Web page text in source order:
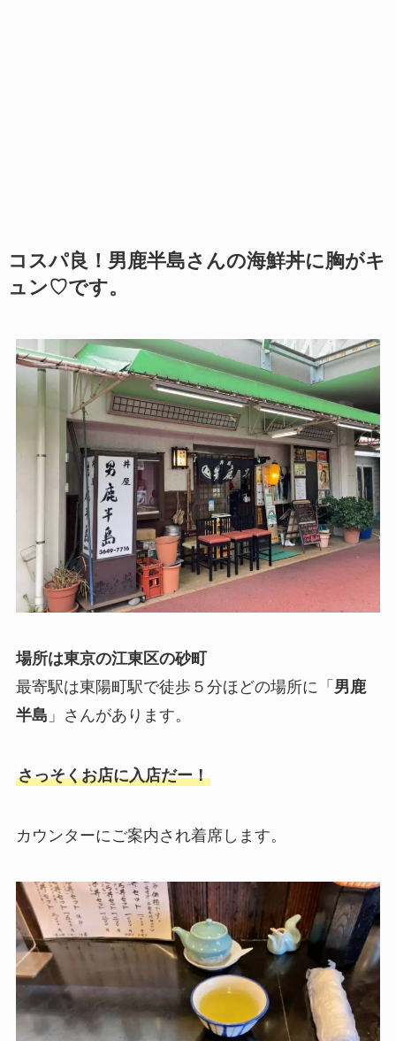
コスパ良！男鹿半島さんの海鮮丼に胸がキ
ュン♡です。
場所は東京の江東区の砂町
最寄駅は東陽町駅で徒歩５分ほどの場所に「 男鹿
半島 」さんがあります。
さっそくお店に入店だー！
カウンターにご案内され着席します。